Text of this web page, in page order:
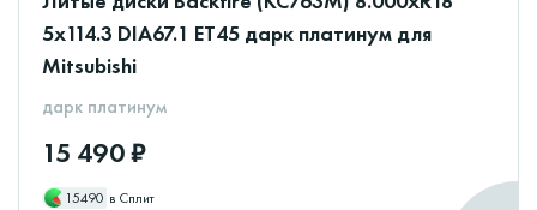
5x114.3 DIA67.1 ET45 дарк платинум для
Mitsubishi
дарк платинум
15 490 ₽
15490 в Сплит